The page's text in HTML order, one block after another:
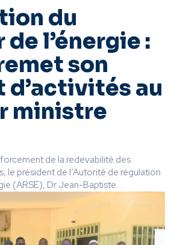
du
l’énergie :
son
d’activités au
ministre
de la redevabilité des
le président de l’Autorité de régulation
(ARSE), Dr Jean-Baptiste...